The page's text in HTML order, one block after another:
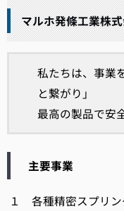
マルホ発條工業株
私たちは、事業
と繋がり」
最高の製品で安
主要事業
１ 各種精密スプリン